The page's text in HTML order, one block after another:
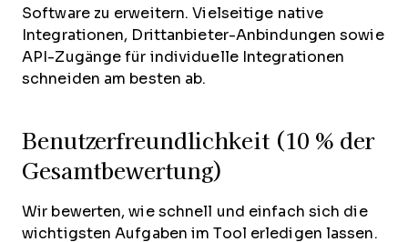
Software zu erweitern. Vielseitige native
Integrationen, Drittanbieter-Anbindungen sowie
API-Zugänge für individuelle Integrationen
schneiden am besten ab.
Benutzerfreundlichkeit (10 % der
Gesamtbewertung)
Wir bewerten, wie schnell und einfach sich die
wichtigsten Aufgaben im Tool erledigen lassen.